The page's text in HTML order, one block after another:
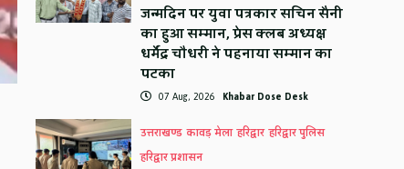
जन्मदिन पर युवा पत्रकार सचिन सैनी
का हुआ सम्मान, प्रेस क्लब अध्यक्ष
धर्मेंद्र चौधरी ने पहनाया सम्मान का
पटका
07 Aug, 2026 Khabar Dose Desk
उत्तराखण्ड कावड़ मेला हरिद्वार हरिद्वार पुलिस
हरिद्वार प्रशासन